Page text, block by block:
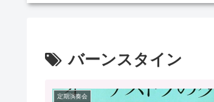
バーンスタイン
定期演奏会